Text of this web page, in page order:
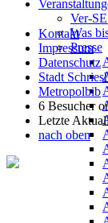
Ver-
Was
Presse
Kontakt
Impressum
Datenschutz
Stadt
Metropolbib
6 Besucher
Letzte
nach oben